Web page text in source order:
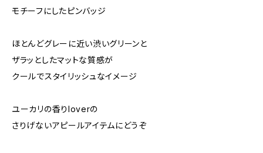
モチーフにしたピンバッジ
ほとんどグレーに近い渋いグリーンと
ザラッとしたマットな質感が
クールでスタイリッシュなイメージ
ユーカリの香りloverの
さりげないアピールアイテムにどうぞ